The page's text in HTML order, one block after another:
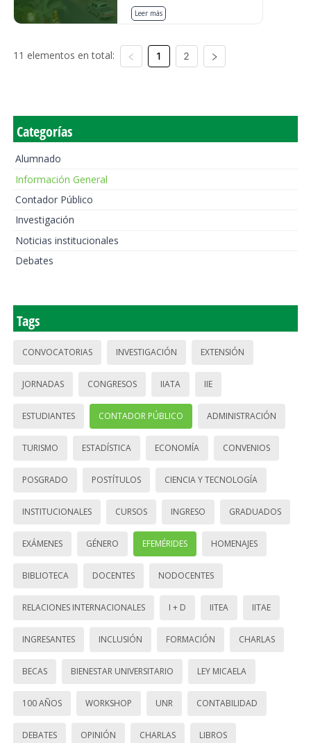
Leer más
11 elementos en total: 1 2
Categorías
Alumnado
Información General
Contador Público
Investigación
Noticias institucionales
Debates
Tags
CONVOCATORIAS INVESTIGACIÓN EXTENSIÓN
JORNADAS CONGRESOS IIATA IIE
ESTUDIANTES CONTADOR PÚBLICO ADMINISTRACIÓN
TURISMO ESTADÍSTICA ECONOMÍA CONVENIOS
POSGRADO POSTÍTULOS CIENCIA Y TECNOLOGÍA
INSTITUCIONALES CURSOS INGRESO GRADUADOS
EXÁMENES GÉNERO EFEMÉRIDES HOMENAJES
BIBLIOTECA DOCENTES NODOCENTES
RELACIONES INTERNACIONALES I + D IITEA IITAE
INGRESANTES INCLUSIÓN FORMACIÓN CHARLAS
BECAS BIENESTAR UNIVERSITARIO LEY MICAELA
100 AÑOS WORKSHOP UNR CONTABILIDAD
DEBATES OPINIÓN CHARLAS LIBROS